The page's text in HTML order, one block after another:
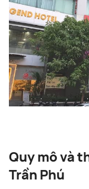
Quy mô và
Trần Phú